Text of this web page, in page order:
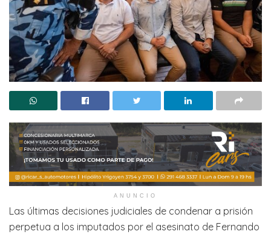
ANUNCIO
Las últimas decisiones judiciales de condenar a prisión
perpetua a los imputados por el asesinato de Fernando